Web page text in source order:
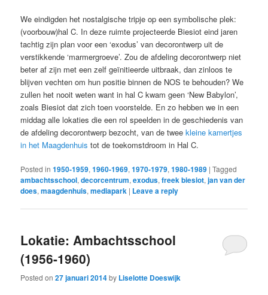
We eindigden het nostalgische tripje op een symbolische plek:
(voorbouw)hal C. In deze ruimte projecteerde Biesiot eind jaren
tachtig zijn plan voor een ‘exodus’ van decorontwerp uit de
verstikkende ‘marmergroeve’. Zou de afdeling decorontwerp niet
beter af zijn met een zelf geïnitieerde uitbraak, dan zinloos te
blijven vechten om hun positie binnen de NOS te behouden? We
zullen het nooit weten want in hal C kwam geen ‘New Babylon’,
zoals Biesiot dat zich toen voorstelde. En zo hebben we in een
middag alle lokaties die een rol speelden in de geschiedenis van
de afdeling decorontwerp bezocht, van de tweekleine kamertjes
in het Maagdenhuis tot de toekomstdroom in Hal C.
Posted in 1950-1959,1960-1969,1970-1979,1980-1989 |Tagged
ambachtsschool,decorcentrum,exodus,freek biesiot,jan van der
does,maagdenhuis,mediapark | Leave a reply
Lokatie: Ambachtsschool
(1956-1960)
Posted on27 januari 2014by Liselotte Doeswijk